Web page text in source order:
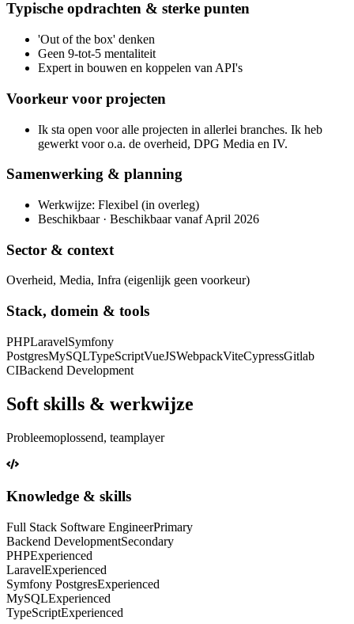
Typische opdrachten & sterke punten
'Out of the box' denken
Geen 9-tot-5 mentaliteit
Expert in bouwen en koppelen van API's
Voorkeur voor projecten
Ik sta open voor alle projecten in allerlei branches. Ik heb
gewerkt voor o.a. de overheid, DPG Media en IV.
Samenwerking & planning
Werkwijze: Flexibel (in overleg)
Beschikbaar · Beschikbaar vanaf April 2026
Sector & context
Overheid, Media, Infra (eigenlijk geen voorkeur)
Stack, domein & tools
PHPLaravelSymfony
PostgresMySQLTypeScriptVueJSWebpackViteCypressGitlab
CIBackend Development
Soft skills & werkwijze
Probleemoplossend, teamplayer
Knowledge & skills
Full Stack Software EngineerPrimary
Backend DevelopmentSecondary
PHPExperienced
LaravelExperienced
Symfony PostgresExperienced
MySQLExperienced
TypeScriptExperienced